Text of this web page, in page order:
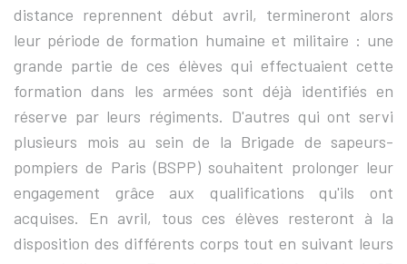
distance reprennent début avril, termineront alors
leur période de formation humaine et militaire : une
grande partie de ces élèves qui effectuaient cette
formation dans les armées sont déjà identifiés en
réserve par leurs régiments. D'autres qui ont servi
plusieurs mois au sein de la Brigade de sapeurs-
pompiers de Paris (BSPP) souhaitent prolonger leur
engagement grâce aux qualifications qu'ils ont
acquises. En avril, tous ces élèves resteront à la
disposition des différents corps tout en suivant leurs